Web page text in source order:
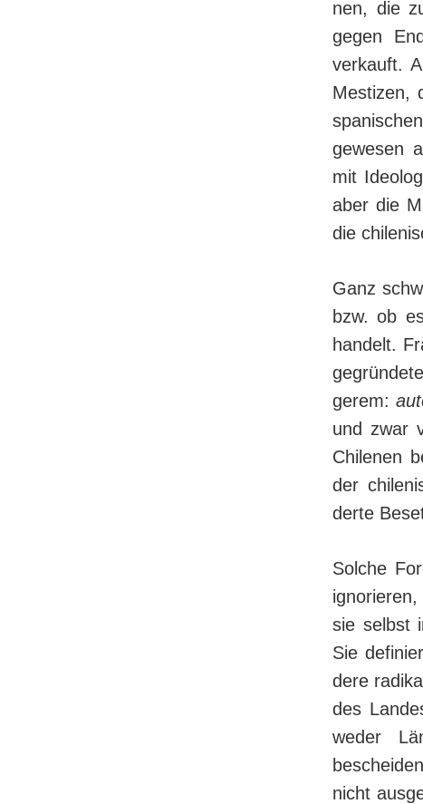
nen, die
gegen
verkauft.
Mestizen,
gewesen
mit
aber die
die
Ganz
bzw. ob
han­delt.
ge­rem:
und zwar
Chi­le­nen
der
der­te
Solche
sie selbst
Sie
de­re
des
weder
nicht